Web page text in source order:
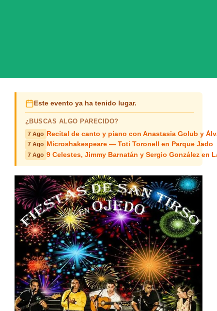
Este evento ya ha tenido lugar.
¿BUSCAS ALGO PARECIDO?
7 Ago Recital de canto y piano con Anastasia Golub y
7 Ago Microshakespeare — Toti Toronell en Parque Jado
7 Ago 9 Celestes, Jimmy Barnatán y Sergio González en